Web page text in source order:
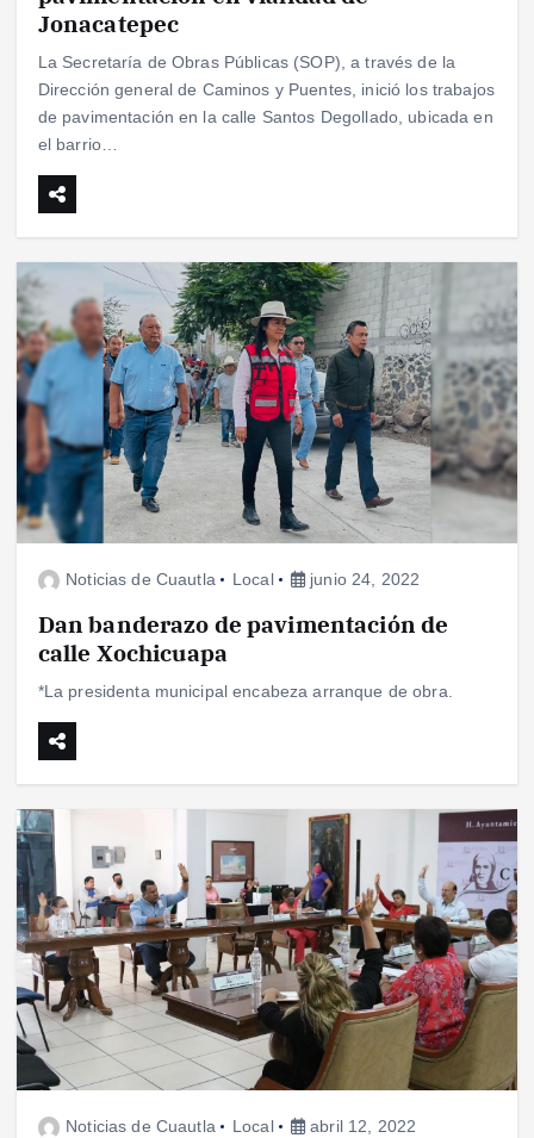
Jonacatepec
La Secretaría de Obras Públicas (SOP), a través de la
Dirección general de Caminos y Puentes, inició los trabajos
de pavimentación en la calle Santos Degollado, ubicada en
el barrio…
Noticias de Cuautla Local junio 24, 2022
Dan banderazo de pavimentación de
calle Xochicuapa
*La presidenta municipal encabeza arranque de obra.
Noticias de Cuautla Local abril 12, 2022